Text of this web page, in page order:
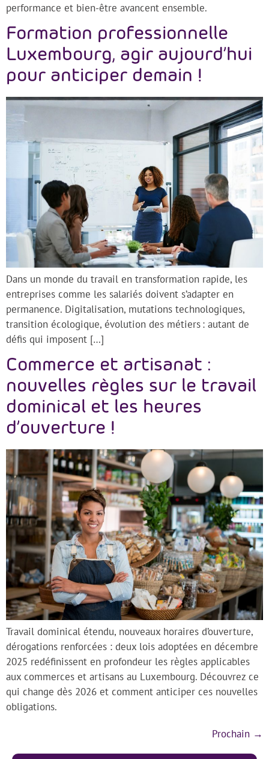
performance et bien-être avancent ensemble.
Formation professionnelle
Luxembourg, agir aujourd’hui
pour anticiper demain !
Dans un monde du travail en transformation rapide, les
entreprises comme les salariés doivent s’adapter en
permanence. Digitalisation, mutations technologiques,
transition écologique, évolution des métiers : autant de
défis qui imposent […]
Commerce et artisanat :
nouvelles règles sur le travail
dominical et les heures
d’ouverture !
Travail dominical étendu, nouveaux horaires d’ouverture,
dérogations renforcées : deux lois adoptées en décembre
2025 redéfinissent en profondeur les règles applicables
aux commerces et artisans au Luxembourg. Découvrez ce
qui change dès 2026 et comment anticiper ces nouvelles
obligations.
Prochain →